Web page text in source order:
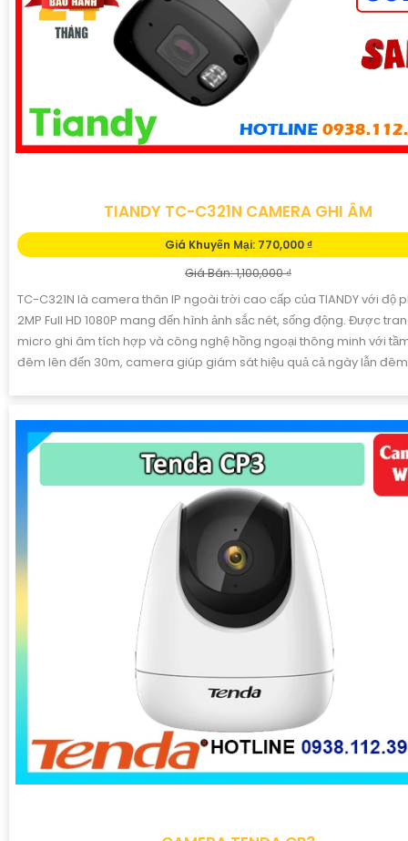
TIANDY TC-C321N CAMERA GHI ÂM
Giá Khuyến Mại: 770,000 ₫
Giá Bán: 1,100,000 ₫
TC-C321N là camera thân IP ngoài trời cao cấp của TIANDY với độ
2MP Full HD 1080P mang đến hình ảnh sắc nét, sống động. Được
micro ghi âm tích hợp và công nghệ hồng ngoại thông minh với
đêm lên đến 30m, camera giúp giám sát hiệu quả cả ngày lẫn đêm